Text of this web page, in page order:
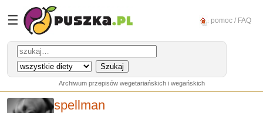
☰ pomoc / FAQ
Archiwum przepisów wegetariańskich i wegańskich
spellman